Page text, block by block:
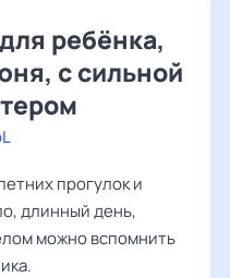
ребёнка,
с сильной
прогулок и
длинный день,
можно вспомнить